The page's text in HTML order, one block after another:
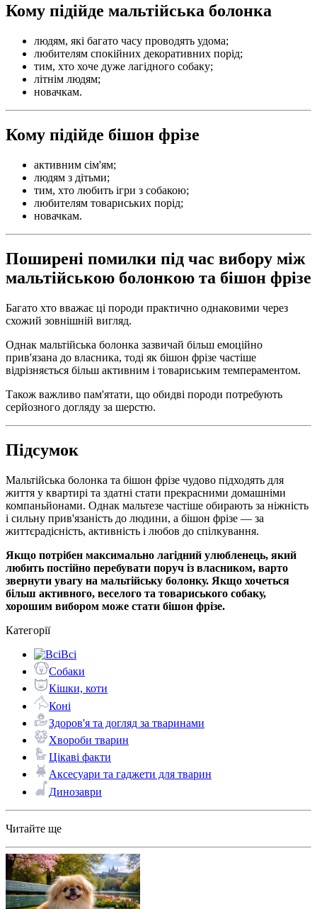
Кому підійде мальтійська болонка
людям, які багато часу проводять удома;
любителям спокійних декоративних порід;
тим, хто хоче дуже лагідного собаку;
літнім людям;
новачкам.
Кому підійде бішон фрізе
активним сім'ям;
людям з дітьми;
тим, хто любить ігри з собакою;
любителям товариських порід;
новачкам.
Поширені помилки під час вибору між
мальтійською болонкою та бішон фрізе
Багато хто вважає ці породи практично однаковими через
схожий зовнішній вигляд.
Однак мальтійська болонка зазвичай більш емоційно
прив'язана до власника, тоді як бішон фрізе частіше
відрізняється більш активним і товариським темпераментом.
Також важливо пам'ятати, що обидві породи потребують
серйозного догляду за шерстю.
Підсумок
Мальтійська болонка та бішон фрізе чудово підходять для
життя у квартирі та здатні стати прекрасними домашніми
компаньйонами. Однак мальтезе частіше обирають за ніжність
і сильну прив'язаність до людини, а бішон фрізе — за
життєрадісність, активність і любов до спілкування.
Якщо потрібен максимально лагідний улюбленець, який
любить постійно перебувати поруч із власником, варто
звернути увагу на мальтійську болонку. Якщо хочеться
більш активного, веселого та товариського собаку,
хорошим вибором може стати бішон фрізе.
Категорії
Всі
Собаки
Кішки, коти
Коні
Здоров'я та догляд за тваринами
Хвороби тварин
Цікаві факти
Аксесуари та гаджети для тварин
Динозаври
Читайте ще